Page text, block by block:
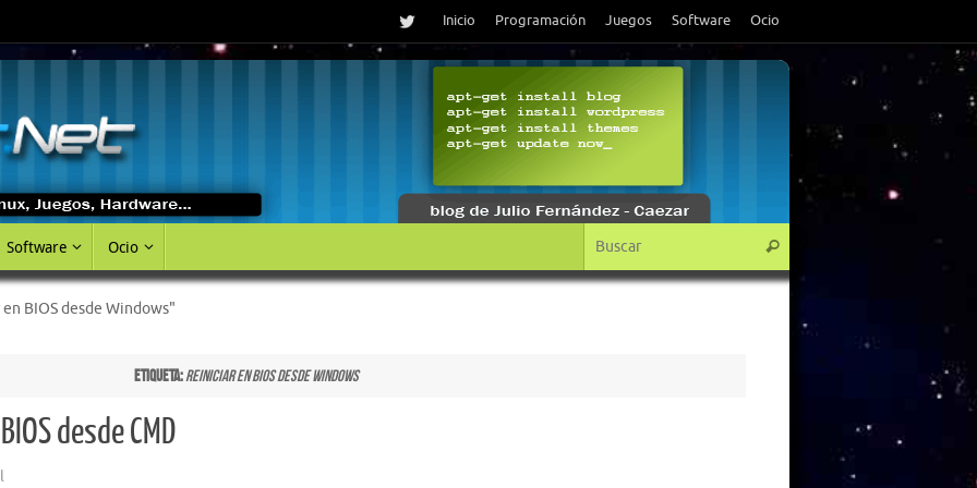
Inicio Programación Juegos Software Ocio
Software Ocio Buscar
BIOS desde Windows"
Etiqueta:reiniciar en BIOS desde Windows
desde CMD